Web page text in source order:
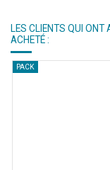
LES CLIENTS QUI ONT
ACHETÉ :
PACK